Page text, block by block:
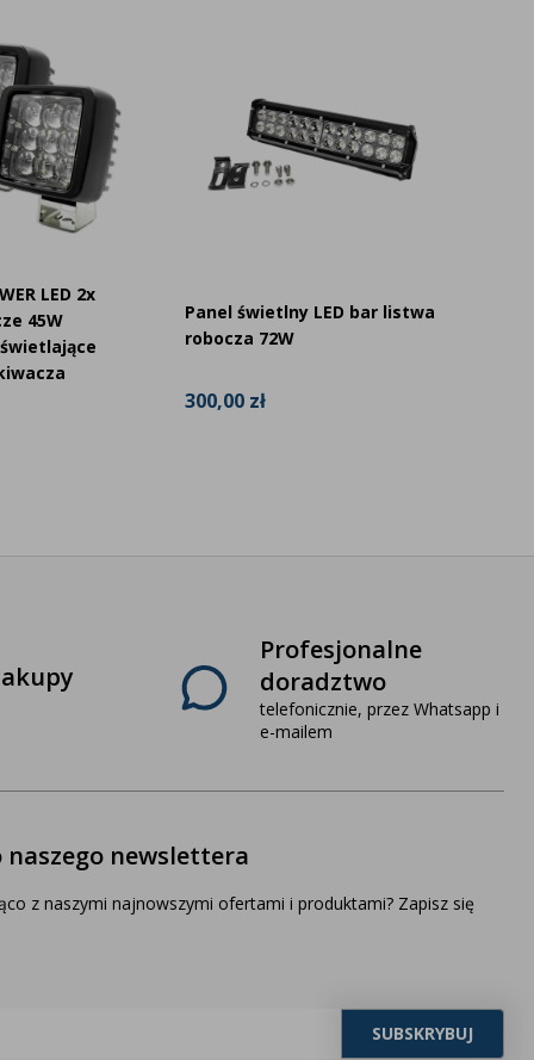
LED 2x
45W
Panel świetlny LED bar listwa
robocza 72W
300,00 zł
Profesjonalne
doradztwo
telefonicznie, przez Whatsapp i
e-mailem
naszego newslettera
z naszymi najnowszymi ofertami i produktami? Zapisz się